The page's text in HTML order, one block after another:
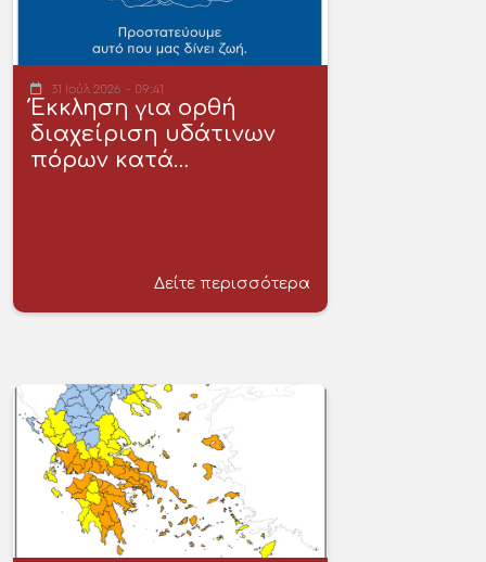
31 Ιούλ 2026 - 09:41
Έκκληση για ορθή
διαχείριση υδάτινων
πόρων κατά…
Δείτε περισσότερα